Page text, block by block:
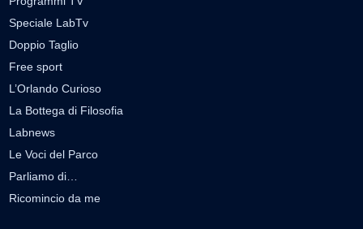
Speciale LabTv
Doppio Taglio
Free sport
L’Orlando Curioso
La Bottega di Filosofia
Labnews
Le Voci del Parco
Parliamo di…
Ricomincio da me